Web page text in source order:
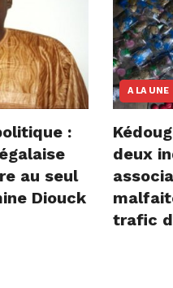
:
au seul
Diouck
A LA UNE
deux
trafic